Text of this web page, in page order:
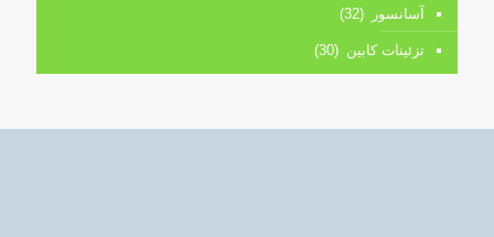
آسانسور (32)
تزئینات کابین (30)